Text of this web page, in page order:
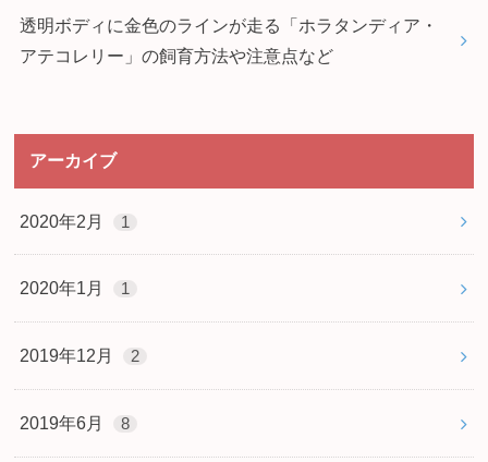
透明ボディに金色のラインが走る「ホラタンディア・
アテコレリー」の飼育方法や注意点など
アーカイブ
2020年2月 1
2020年1月 1
2019年12月 2
2019年6月 8